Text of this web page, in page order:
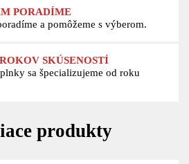
PORADÍME
a pomôžeme s výberom.
SKÚSENOSTÍ
sa špecializujeme od roku
produkty